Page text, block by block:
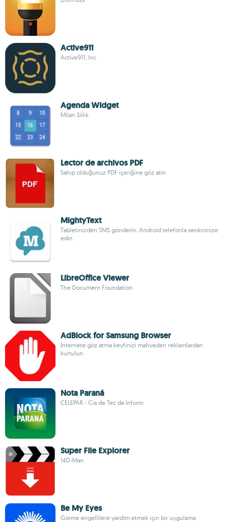
Active911
Active911, Inc
Agenda Widget
Milan Sillik
Lector de archivos PDF
Sahip olduğunuz PDF içeriğine göz atın
MightyText
Tabletinizden SMS gönderin, Android telefonla senkronize
edin
LibreOffice Viewer
The Document Foundation
AdBlock for Samsung Browser
İnternete göz atma keyfinizi mahveden reklamlardan
kurtulun
Nota Paraná
CELEPAR - Cia de Tec da Inform
Super File Explorer
14D-Man
Be My Eyes
Görme engellilere yardım etmek için bir uygulama